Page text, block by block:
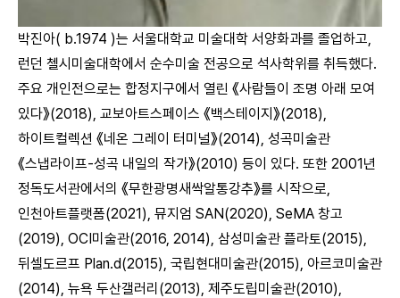
박진아( b.1974 )는 서울대학교 미술대학 서양화과를 졸업하고,
런던 첼시미술대학에서 순수미술 전공으로 석사학위를 취득했다.
주요 개인전으로는 합정지구에서 열린 《사람들이 조명 아래 모여
있다》(2018), 교보아트스페이스 《백스테이지》(2018),
하이트컬렉션 《네온 그레이 터미널》(2014), 성곡미술관
《스냅라이프-성곡 내일의 작가》(2010) 등이 있다. 또한 2001년
정독도서관에서의 《무한광명새싹알통강추》를 시작으로,
인천아트플랫폼(2021), 뮤지엄 SAN(2020), SeMA 창고
(2019), OCI미술관(2016, 2014), 삼성미술관 플라토(2015),
뒤셀도르프 Plan.d(2015), 국립현대미술관(2015), 아르코미술관
(2014), 뉴욕 두산갤러리(2013), 제주도립미술관(2010),